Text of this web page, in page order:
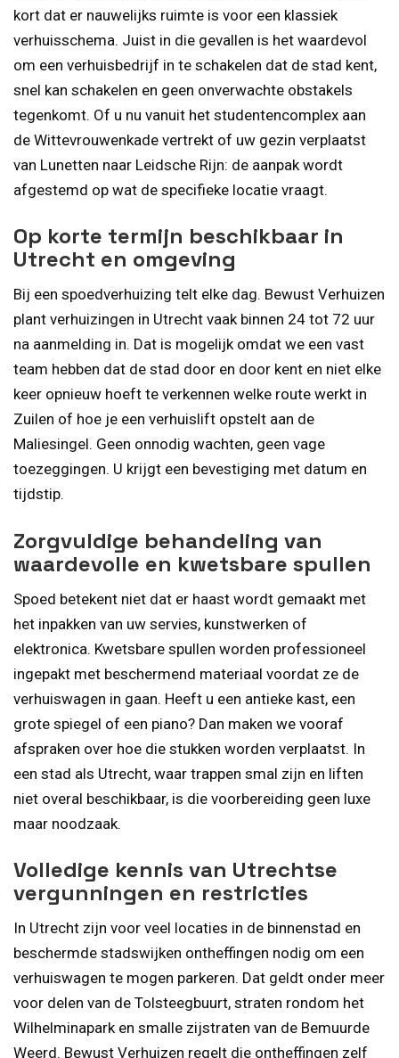
kort dat er nauwelijks ruimte is voor een klassiek
verhuisschema. Juist in die gevallen is het waardevol
om een verhuisbedrijf in te schakelen dat de stad kent,
snel kan schakelen en geen onverwachte obstakels
tegenkomt. Of u nu vanuit het studentencomplex aan
de Wittevrouwenkade vertrekt of uw gezin verplaatst
van Lunetten naar Leidsche Rijn: de aanpak wordt
afgestemd op wat de specifieke locatie vraagt.
Op korte termijn beschikbaar in
Utrecht en omgeving
Bij een spoedverhuizing telt elke dag. Bewust Verhuizen
plant verhuizingen in Utrecht vaak binnen 24 tot 72 uur
na aanmelding in. Dat is mogelijk omdat we een vast
team hebben dat de stad door en door kent en niet elke
keer opnieuw hoeft te verkennen welke route werkt in
Zuilen of hoe je een verhuislift opstelt aan de
Maliesingel. Geen onnodig wachten, geen vage
toezeggingen. U krijgt een bevestiging met datum en
tijdstip.
Zorgvuldige behandeling van
waardevolle en kwetsbare spullen
Spoed betekent niet dat er haast wordt gemaakt met
het inpakken van uw servies, kunstwerken of
elektronica. Kwetsbare spullen worden professioneel
ingepakt met beschermend materiaal voordat ze de
verhuiswagen in gaan. Heeft u een antieke kast, een
grote spiegel of een piano? Dan maken we vooraf
afspraken over hoe die stukken worden verplaatst. In
een stad als Utrecht, waar trappen smal zijn en liften
niet overal beschikbaar, is die voorbereiding geen luxe
maar noodzaak.
Volledige kennis van Utrechtse
vergunningen en restricties
In Utrecht zijn voor veel locaties in de binnenstad en
beschermde stadswijken ontheffingen nodig om een
verhuiswagen te mogen parkeren. Dat geldt onder meer
voor delen van de Tolsteegbuurt, straten rondom het
Wilhelminapark en smalle zijstraten van de Bemuurde
Weerd. Bewust Verhuizen regelt die ontheffingen zelf